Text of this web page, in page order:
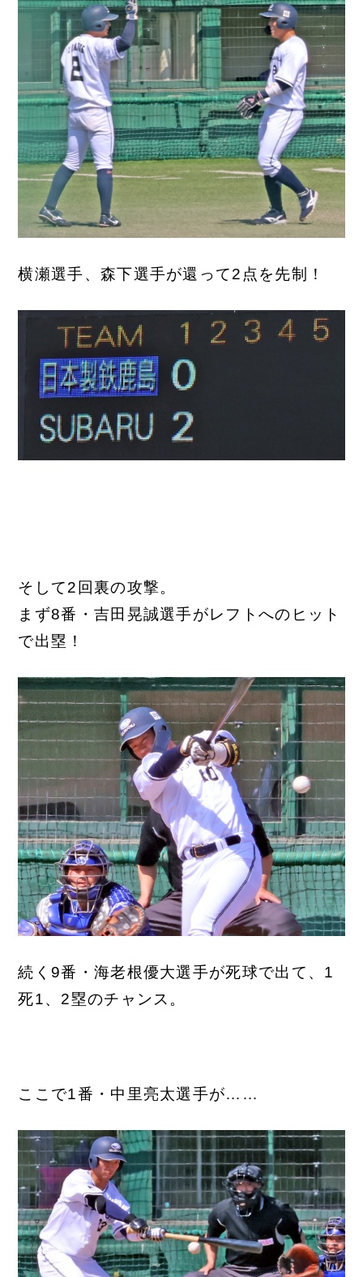
横瀬選手、森下選手が還って2点を先制！
そして2回裏の攻撃。
まず8番・吉田晃誠選手がレフトへのヒット
で出塁！
続く9番・海老根優大選手が死球で出て、1
死1、2塁のチャンス。
ここで1番・中里亮太選手が……